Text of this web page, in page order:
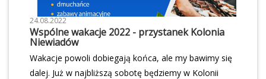
24.08.2022
Wspólne wakacje 2022 - przystanek Kolonia
Niewiadów
Wakacje powoli dobiegają końca, ale my bawimy się
dalej. Już w najbliższą sobotę będziemy w Kolonii